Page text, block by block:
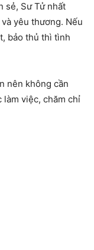
sẻ, Sư Tử nhất
yêu thương. Nếu
bảo thủ thì tình
nên không cần
làm việc, chăm chỉ